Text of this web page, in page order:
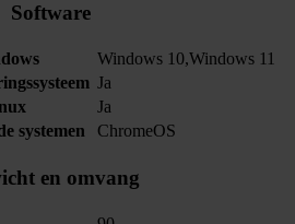
Software
Windows 10,Windows 11
Ja
Ja
systemen
ChromeOS
en omvang